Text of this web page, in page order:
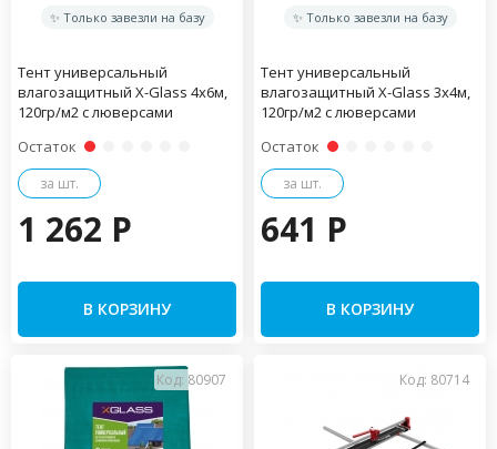
✨ Только завезли на базу
Тент универсальный
влагозащитный X-Glass 4х6м,
120гр/м2 c люверсами
Остаток
за шт.
1 262 P
В КОРЗИНУ
✨ Только завезли на базу
Тент универсальный
влагозащитный X-Glass 3х4м,
120гр/м2 c люверсами
Остаток
за шт.
641 P
В КОРЗИНУ
Код: 80907 Код: 80714